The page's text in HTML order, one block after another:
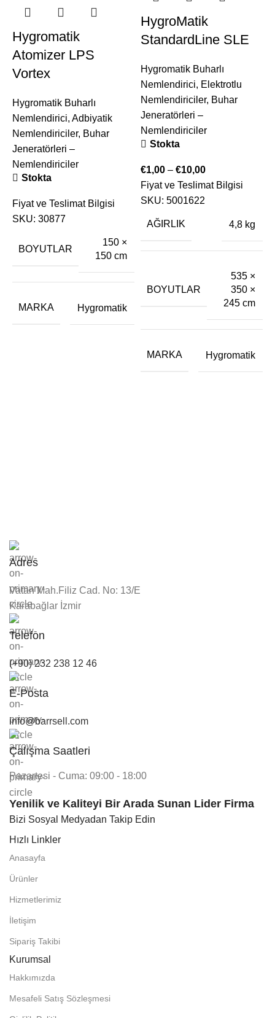
Hygromatik
Atomizer LPS
Vortex
Hygromatik Buharlı
Nemlendirici, Adbiyatik
Nemlendiriciler, Buhar
Jeneratörleri –
Nemlendiriciler
Stokta
Fiyat ve Teslimat Bilgisi
SKU: 30877
BOYUTLAR
150 ×
150 cm
MARKA Hygromatik
HygroMatik
StandardLine SLE
Hygromatik Buharlı
Nemlendirici, Elektrotlu
Nemlendiriciler, Buhar
Jeneratörleri –
Nemlendiriciler
Stokta
€1,00 – €10,00
Fiyat ve Teslimat Bilgisi
SKU: 5001622
AĞIRLIK 4,8 kg
BOYUTLAR
535 ×
350 ×
245 cm
MARKA Hygromatik
Adres
Vatan Mah.Filiz Cad. No: 13/E
Karabağlar İzmir
Telefon
(+90) 232 238 12 46
E-Posta
info@barrsell.com
Çalışma Saatleri
Pazartesi - Cuma: 09:00 - 18:00
Yenilik ve Kaliteyi Bir Arada Sunan Lider Firma
Bizi Sosyal Medyadan Takip Edin
Hızlı Linkler
Anasayfa
Ürünler
Hizmetlerimiz
İletişim
Sipariş Takibi
Kurumsal
Hakkımızda
Mesafeli Satış Sözleşmesi